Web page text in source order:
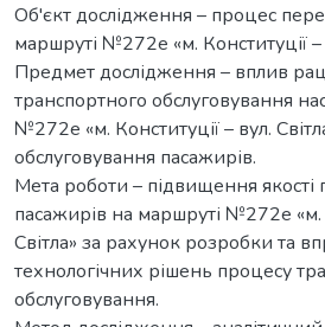
Об'єкт дослідження – процес
маршруті №272е «м. Конституції –
Предмет дослідження – вплив
транспортного обслуговування
№272е «м. Конституції – вул.
обслуговування пасажирів.
Мета роботи – підвищення якості
пасажирів на маршруті №272е «м.
Світла» за рахунок розробки та
технологічних рішень процесу
обслуговування.